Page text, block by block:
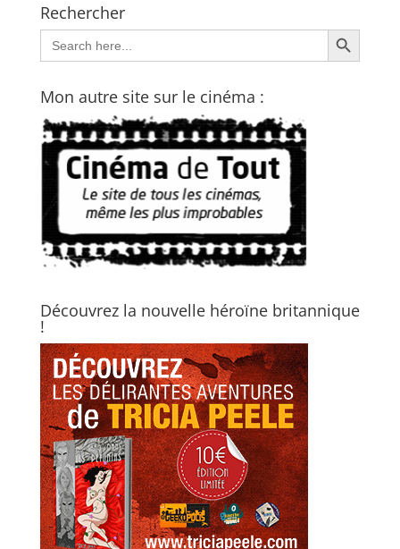
Rechercher
Search
for:
Search Button
Mon autre site sur le cinéma :
Découvrez la nouvelle héroïne britannique
!